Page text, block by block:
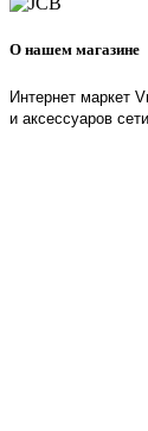
О нашем магазине
Интернет маркет
и аксессуаров